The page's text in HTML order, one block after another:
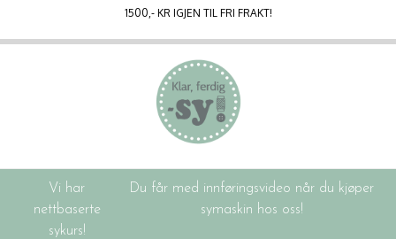
1500,- KR IGJEN TIL FRI FRAKT!
Vi har
nettbaserte
sykurs!
Du får med innføringsvideo når du kjøper
symaskin hos oss!